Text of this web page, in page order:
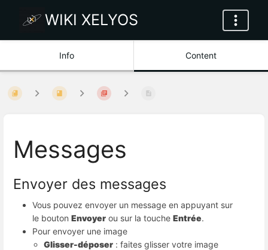
WIKI XELYOS
Info Content
Messages
Envoyer des messages
Vous pouvez envoyer un message en appuyant sur
le bouton Envoyer ou sur la touche Entrée.
Pour envoyer une image
Glisser-déposer : faites glisser votre image